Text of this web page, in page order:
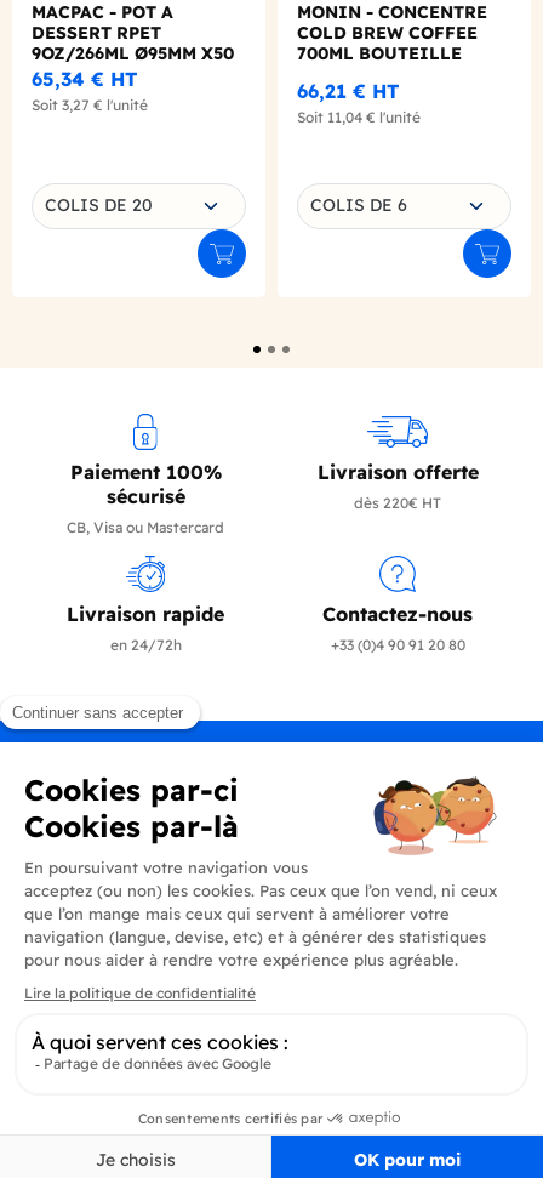
MACPAC - POT A
DESSERT RPET
9OZ/266ML Ø95MM X50
65,34 € HT
Soit 3,27 € l'unité
Choisissez une déclinaison
COLIS DE 20
Ajouter au panier
MONIN - CONCENTRE
COLD BREW COFFEE
700ML BOUTEILLE
66,21 € HT
Soit 11,04 € l'unité
Choisissez une déclinaison
COLIS DE 6
Paiement 100%
sécurisé
CB, Visa ou Mastercard
Livraison offerte
dès 220€ HT
Livraison rapide
en 24/72h
Contactez-nous
+33 (0)4 90 91 20 80
Produits
En savoir plus